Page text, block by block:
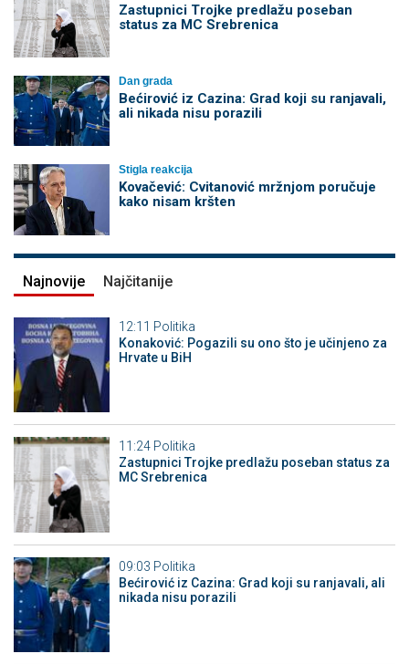
Zastupnici Trojke predlažu poseban
status za MC Srebrenica
Dan grada
Bećirović iz Cazina: Grad koji su ranjavali,
ali nikada nisu porazili
Stigla reakcija
Kovačević: Cvitanović mržnjom poručuje
kako nisam kršten
Najnovije Najčitanije
12:11 Politika
Konaković: Pogazili su ono što je učinjeno za
Hrvate u BiH
11:24 Politika
Zastupnici Trojke predlažu poseban status za
MC Srebrenica
09:03 Politika
Bećirović iz Cazina: Grad koji su ranjavali, ali
nikada nisu porazili